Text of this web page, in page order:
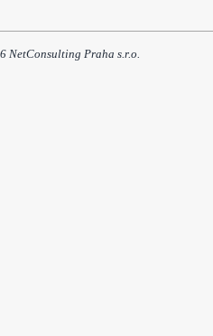
NetConsulting Praha s.r.o.